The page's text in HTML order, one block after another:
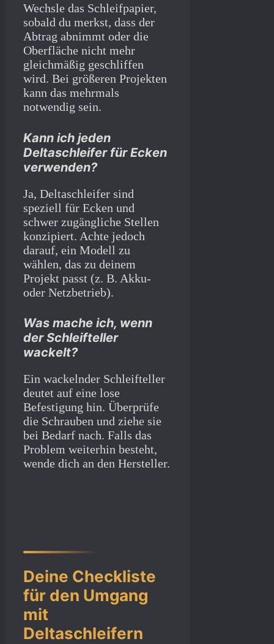
Wechsle das Schleifpapier,
sobald du merkst, dass der
Abtrag abnimmt oder die
Oberfläche nicht mehr
gleichmäßig geschliffen
wird. Bei größeren Projekten
kann das mehrmals
notwendig sein.
Kann ich jeden
Deltaschleifer für Ecken
verwenden?
Ja, Deltaschleifer sind
speziell für Ecken und
schwer zugängliche Stellen
konzipiert. Achte jedoch
darauf, ein Modell zu
wählen, das zu deinem
Projekt passt (z. B. Akku-
oder Netzbetrieb).
Was mache ich, wenn
der Schleifteller
wackelt?
Ein wackelnder Schleifteller
deutet auf eine lose
Befestigung hin. Überprüfe
die Schrauben und ziehe sie
bei Bedarf nach. Falls das
Problem weiterhin besteht,
wende dich an den Hersteller.
Deine Checkliste
für den Umgang
mit
Deltaschleifern